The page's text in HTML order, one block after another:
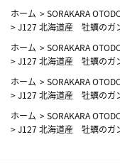
ホーム >SORAKARA
>J127 北海道産 牡蠣のガ
ホーム >SORAKARA
>J127 北海道産 牡蠣のガ
ホーム >SORAKARA
>J127 北海道産 牡蠣のガ
ホーム >SORAKARA
>J127 北海道産 牡蠣のガ